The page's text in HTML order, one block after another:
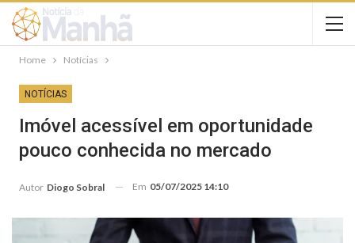
Home Notícias
NOTÍCIAS
Imóvel acessível em oportunidade
pouco conhecida no mercado
Autor Diogo Sobral Em 05/07/2025 14:10